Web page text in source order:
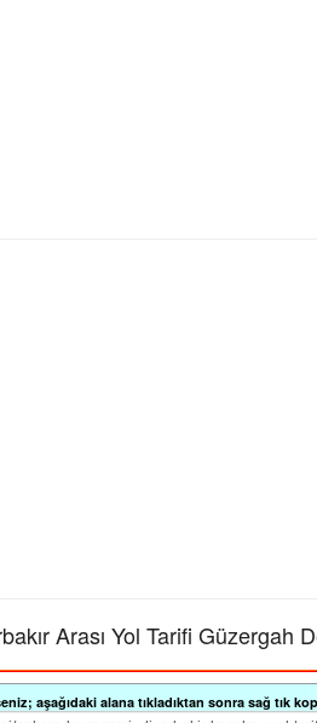
Arası Yol Tarifi Güzergah
aşağıdaki alana tıkladıktan sonra sağ tık